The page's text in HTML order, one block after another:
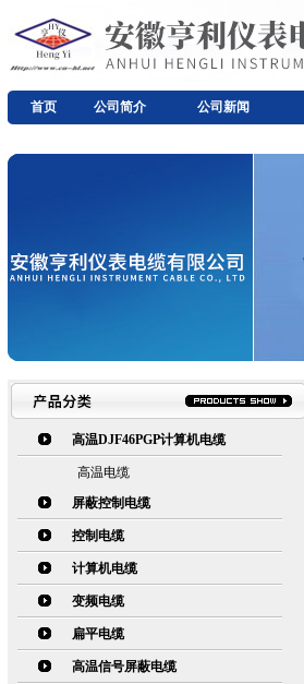
首页 公司简介 公司新闻
高温DJF46PGP计算机电缆
高温电缆
屏蔽控制电缆
控制电缆
计算机电缆
变频电缆
扁平电缆
高温信号屏蔽电缆